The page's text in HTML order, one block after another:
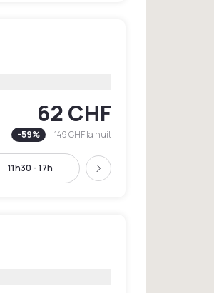
62 CHF
-59% 149 CHFla nuit
11h30 - 17h Suivant